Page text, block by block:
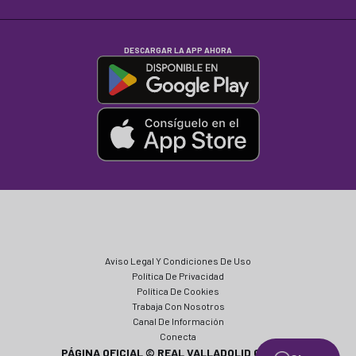
DESCARGAR LA APP AHORA
Aviso Legal Y Condiciones De Uso
Política De Privacidad
Política De Cookies
Trabaja Con Nosotros
Canal De Información
Conecta
PÁGINA OFICIAL © REAL VALLADOLID CF 2024